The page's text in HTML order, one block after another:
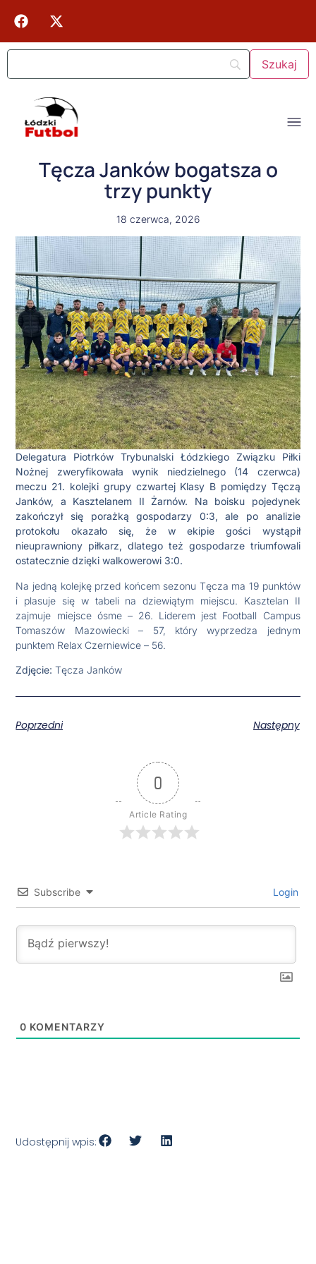
Tęcza Janków bogatsza o
trzy punkty
18 czerwca, 2026
Delegatura Piotrków Trybunalski Łódzkiego Związku Piłki
Nożnej zweryfikowała wynik niedzielnego (14 czerwca)
meczu 21. kolejki grupy czwartej Klasy B pomiędzy Tęczą
Janków, a Kasztelanem II Żarnów. Na boisku pojedynek
zakończył się porażką gospodarzy 0:3, ale po analizie
protokołu okazało się, że w ekipie gości wystąpił
nieuprawniony piłkarz, dlatego też gospodarze triumfowali
ostatecznie dzięki walkowerowi 3:0.
Na jedną kolejkę przed końcem sezonu Tęcza ma 19 punktów
i plasuje się w tabeli na dziewiątym miejscu. Kasztelan II
zajmuje miejsce ósme – 26. Liderem jest Football Campus
Tomaszów Mazowiecki – 57, który wyprzedza jednym
punktem Relax Czerniewice – 56.
Zdjęcie:Tęcza Janków
Poprzedni Następny
0
Article Rating
Subscribe Login
0 KOMENTARZY
Udostępnij wpis: